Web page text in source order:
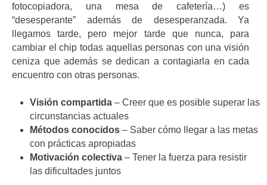
fotocopiadora, una mesa de cafetería…) es
“desesperante” además de desesperanzada. Ya
llegamos tarde, pero mejor tarde que nunca, para
cambiar el chip todas aquellas personas con una visión
ceniza que además se dedican a contagiarla en cada
encuentro con otras personas.
Visión compartida – Creer que es posible superar las
circunstancias actuales
Métodos conocidos – Saber cómo llegar a las metas
con prácticas apropiadas
Motivación colectiva – Tener la fuerza para resistir
las dificultades juntos